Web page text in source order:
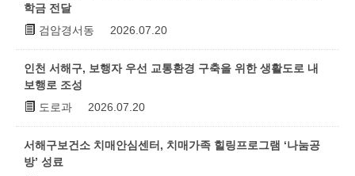
학금 전달
검암경서동
2026.07.20
인천 서해구, 보행자 우선 교통환경 구축을 위한 생활도로 내
보행로 조성
도로과
2026.07.20
서해구보건소 치매안심센터, 치매가족 힐링프로그램 ‘나눔공
방’ 성료